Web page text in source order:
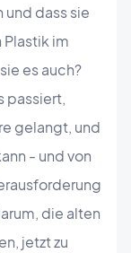
dass sie
Plastik im
es auch?
passiert,
gelangt, und
- und von
die alten
jetzt zu